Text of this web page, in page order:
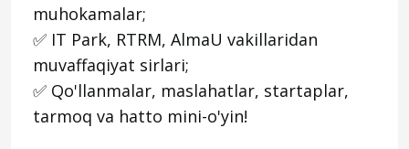
muhokamalar;
✅ IT Park, RTRM, AlmaU vakillaridan
muvaffaqiyat sirlari;
✅ Qo'llanmalar, maslahatlar, startaplar,
tarmoq va hatto mini-o'yin!